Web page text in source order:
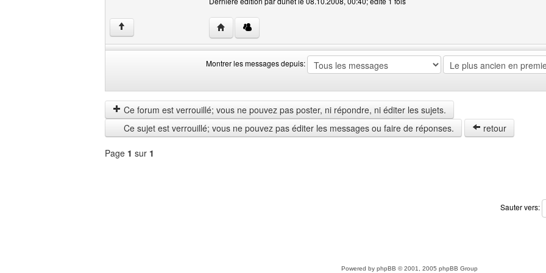
↑ Visiter le site web de l'utilisateur: dunet
Montrer les messages depuis:
les
messages
depuis
by
Ce forum est verrouillé; vous ne pouvez pas poster, ni répondre, ni éditer les sujets.
Ce sujet est verrouillé; vous ne pouvez pas éditer les messages ou faire de réponses.
retour
Page 1 sur 1
Sauter vers:
Powered by phpBB © 2001, 2005 phpBB Group